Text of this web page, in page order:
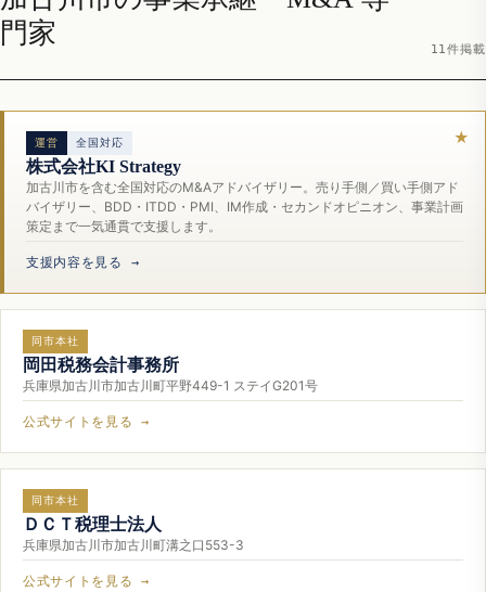
門家
11件掲載
運営 全国対応
株式会社KI Strategy
加古川市を含む全国対応のM&Aアドバイザリー。売り手側／買い手側アド
バイザリー、BDD・ITDD・PMI、IM作成・セカンドオピニオン、事業計画
策定まで一気通貫で支援します。
支援内容を見る →
同市本社
岡田税務会計事務所
兵庫県加古川市加古川町平野449-1 ステイG201号
公式サイトを見る →
同市本社
ＤＣＴ税理士法人
兵庫県加古川市加古川町溝之口553-3
公式サイトを見る →